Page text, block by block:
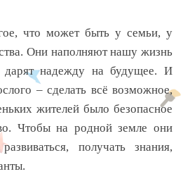
что может быть у семьи, у
Они наполняют нашу жизнь
надежду на будущее. И
– сделать всё возможное,
жителей было безопасное
Чтобы на родной земле они
получать знания,